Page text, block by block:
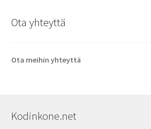
Ota yhteyttä
Ota meihin yhteyttä
Kodinkone.net